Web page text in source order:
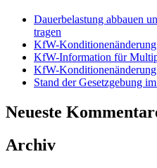
Dauerbelastung abbauen
tragen
KfW-
KfW-Information für
KfW-
Stand der Gesetzgebung
Neueste
Archiv